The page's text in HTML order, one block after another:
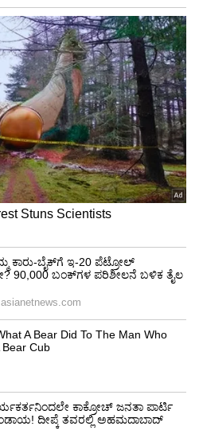
ಜಿಎಸ್ ಟಿ ಬಡವರಿಗೆ
ಸೀತಾರಾಮನ್